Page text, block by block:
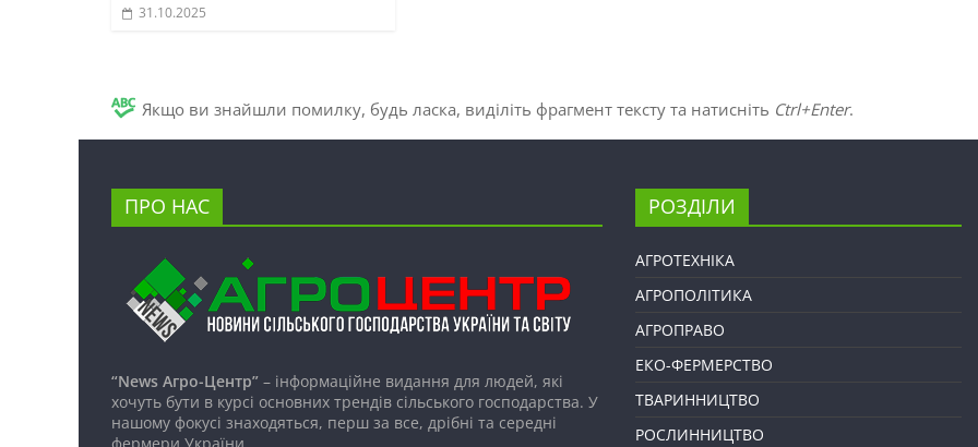
31.10.2025
Якщо ви знайшли помилку, будь ласка, виділіть фрагмент тексту та натисніть Ctrl+Enter.
ПРО НАС
“News Агро-Центр” – інформаційне видання для людей, які
хочуть бути в курсі основних трендів сільського господарства. У
нашому фокусі знаходяться, перш за все, дрібні та середні
фермери України.
РОЗДІЛИ
АГРОТЕХНІКА
АГРОПОЛІТИКА
АГРОПРАВО
ЕКО-ФЕРМЕРСТВО
ТВАРИННИЦТВО
РОСЛИННИЦТВО